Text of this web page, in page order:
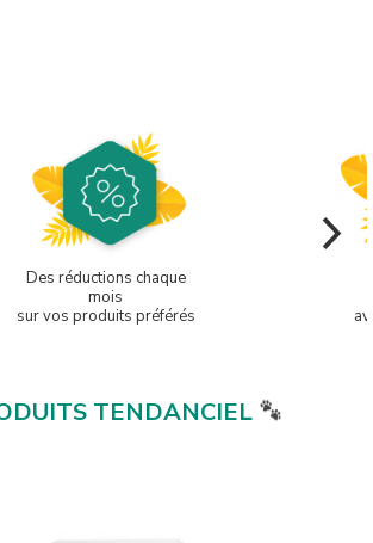
Préservation
des éléphants
avec Univet Nature
TENDANCIEL